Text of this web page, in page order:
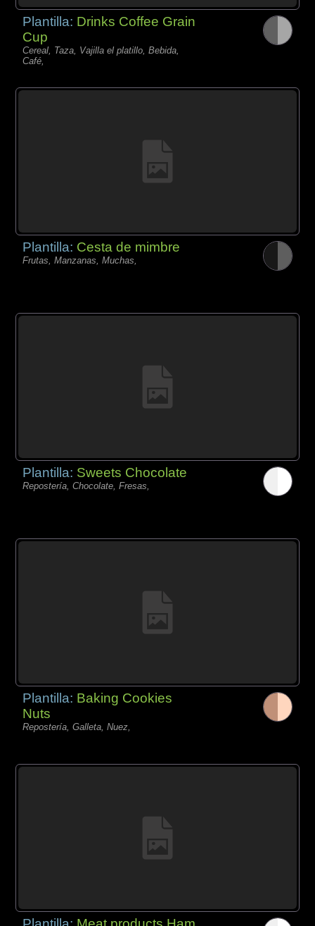
Plantilla: Drinks Coffee Grain
Cup
Cereal, Taza, Vajilla el platillo, Bebida,
Café,
Plantilla: Cesta de mimbre
Frutas, Manzanas, Muchas,
Plantilla: Sweets Chocolate
Repostería, Chocolate, Fresas,
Plantilla: Baking Cookies
Nuts
Repostería, Galleta, Nuez,